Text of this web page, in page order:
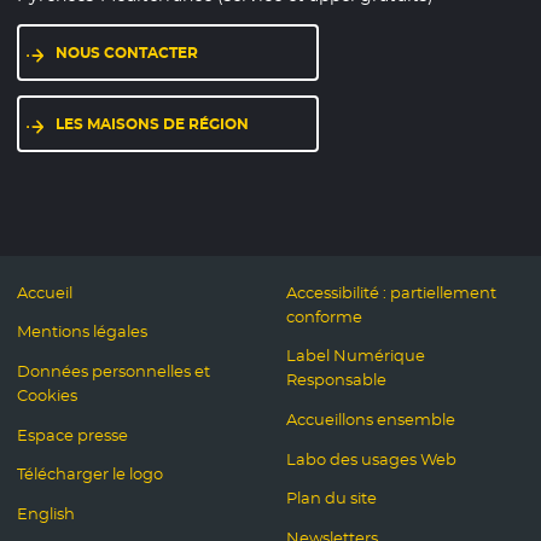
NOUS CONTACTER
LES MAISONS DE RÉGION
Accueil
Mentions légales
Données personnelles et
Cookies
Espace presse
Télécharger le logo
English
Accessibilité : partiellement
conforme
Label Numérique
Responsable
Accueillons ensemble
Labo des usages Web
Plan du site